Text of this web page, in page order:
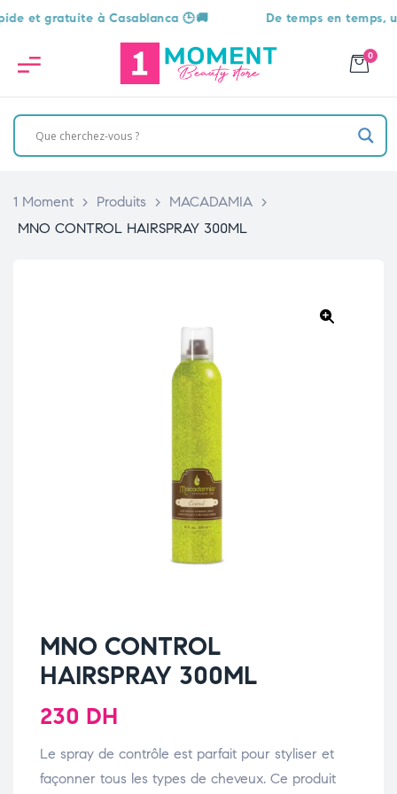
à Casablanca 🕒🚚 De temps en temps, une
0
1 Moment > Produits > MACADAMIA >
MNO CONTROL HAIRSPRAY 300ML
MNO CONTROL
HAIRSPRAY 300ML
230 DH
Le spray de contrôle est parfait pour styliser et
façonner tous les types de cheveux. Ce produit